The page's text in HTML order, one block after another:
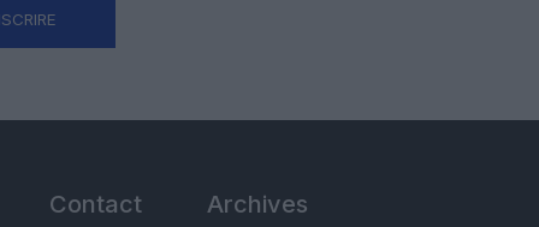
Contact Archives